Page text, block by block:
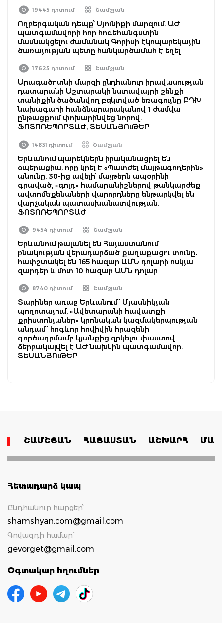
19445 դիտում Շամշյան
Ողբերգական դեպք՝ Սյունիքի մարզում. ԱԺ
պատգամավորի հոր հոգեհանգստին
մասնակցելու ժամանակ Գորիսի էկոպարեկային
ծառայության պետը հանկարծամահ է եղել
17625 դիտում Շամշյան
Արագածոտնի մարզի ընդհանուր իրավասության
դատարանի Աշտարակի նստավայրի շենքի
տանիքին ծածանվող բզկտված եռագույնը ԲԴԽ
նախագահի հանձնարարականով 1 ժամվա
ընթացքում փոխարինվեց նորով.
ՖՈՏՈՌԵՊՈՐՏԱԺ, ՏԵՍԱՆՅՈւԹԵՐ
14831 դիտում Շամշյան
Երևանում պարեկներն իրականացրել են
օպերացիա, որը կրել է «Պատժել մայթագողերին»
անունը. 30-ից ավելի՝ մայթերն ապօրինի
գրաված, «գոլդ» համարանիշներով թանկարժեք
ավտոմեքենաների վարորդները ենթարկվել են
վարչական պատասխանատվության.
ՖՈՏՈՌԵՊՈՐՏԱԺ
9454 դիտում Շամշյան
Երևանում թալանել են Հայաստանում
բնակության վերադարձած քաղաքացու տունը․
հափշտակել են 165 հազար ԱՄՆ դոլարի ոսկյա
զարդեր և մոտ 10 հազար ԱՄՆ դոլար
8740 դիտում Շամշյան
Տարիներ առաջ Երևանում՝ Մյասնիկյան
պողոտայում, «Ավետարանի հավատքի
քրիստոնյաներ» կրոնական կազմակերպության
անդամ՝ հոգևոր հովիվին հրազենի
գործադրմամբ կյանքից զրկելու փաստով
ձերբակալվել է ԱԺ նախկին պատգամավոր.
ՏԵՍԱՆՅՈւԹԵՐ
ՇԱՄՇՅԱՆ ՀԱՅԱՍՏԱՆ ԱՇԽԱՐՀ
Հետադարձ կապ
Ընդհանուր հարցեր՝
shamshyan.com@gmail.com
Գովազդի համար`
gevorget@gmail.com
Օգտակար հղումներ